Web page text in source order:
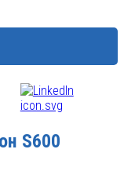
S600